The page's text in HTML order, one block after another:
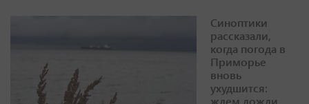
Синоптики
рассказали,
когда погода в
Приморье
вновь
ухудшится:
ждем дожди